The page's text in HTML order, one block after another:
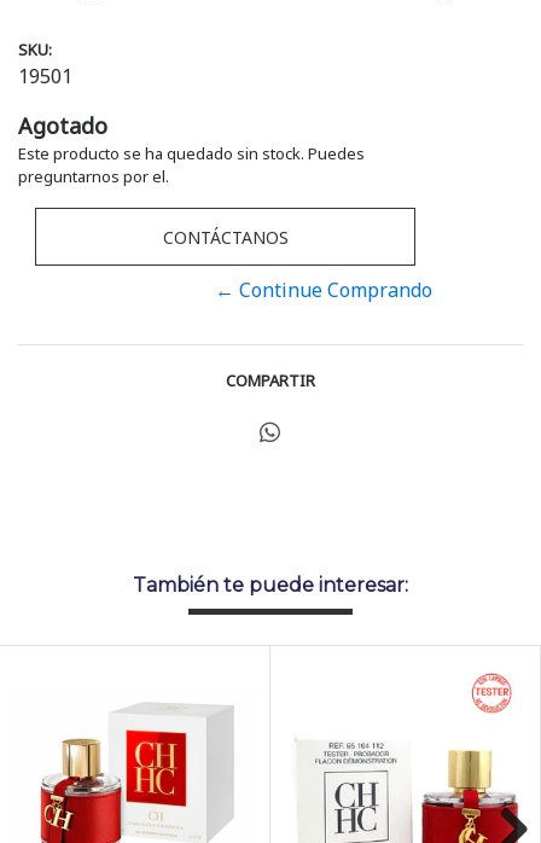
SKU:
19501
Agotado
Este producto se ha quedado sin stock. Puedes
preguntarnos por el.
CONTÁCTANOS
← Continue Comprando
COMPARTIR
También te puede interesar: